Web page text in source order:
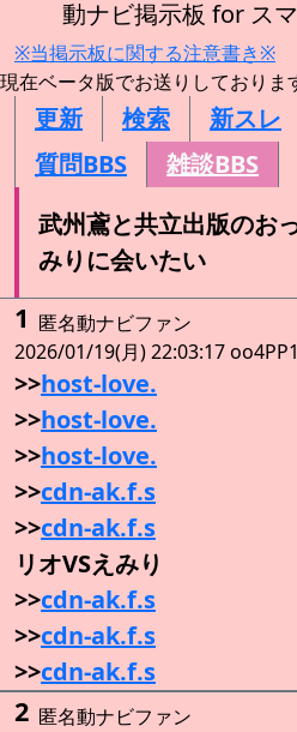
動ナビ掲示板 for ス
※当掲示板に関する注意書き※
現在ベータ版でお送りしておりま
更新 検索
新スレ
質問BBS
雑談BBS
武州鳶と共立出版のお
みりに会いたい
1 匿名動ナビファン
2026/01/19(月) 22:03:17
>>host-love.
>>host-love.
>>host-love.
>>cdn-ak.f.s
>>cdn-ak.f.s
リオVSえみり
>>cdn-ak.f.s
>>cdn-ak.f.s
>>cdn-ak.f.s
2 匿名動ナビファン